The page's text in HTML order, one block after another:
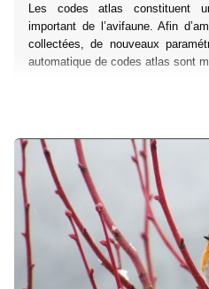
Les codes atlas constituent
important de l’avifaune. Afin
collectées, de nouveaux
automatique de codes atlas sont